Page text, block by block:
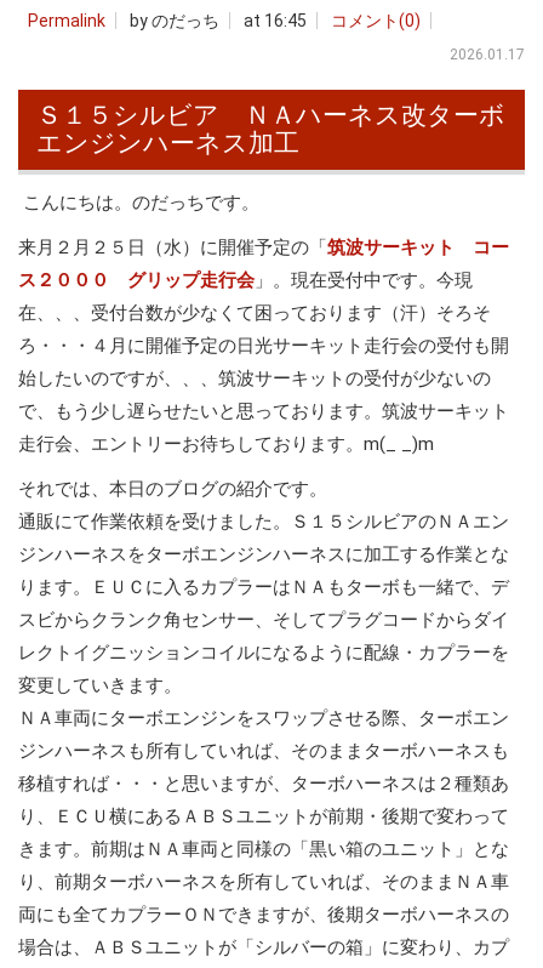
Permalink by のだっち at 16:45 コメント(0)
2026.01.17
Ｓ１５シルビア ＮＡハーネス改ターボ
エンジンハーネス加工
こんにちは。のだっちです。
来月２月２５日（水）に開催予定の「筑波サーキット コー
ス２０００ グリップ走行会 」。現在受付中です。今現
在、、、受付台数が少なくて困っております（汗）そろそ
ろ・・・４月に開催予定の日光サーキット走行会の受付も開
始したいのですが、、、筑波サーキットの受付が少ないの
で、もう少し遅らせたいと思っております。筑波サーキット
走行会、エントリーお待ちしております。m(_ _)m
それでは、本日のブログの紹介です。
通販にて作業依頼を受けました。Ｓ１５シルビアのＮＡエン
ジンハーネスをターボエンジンハーネスに加工する作業とな
ります。ＥＵＣに入るカプラーはＮＡもターボも一緒で、デ
スビからクランク角センサー、そしてプラグコードからダイ
レクトイグニッションコイルになるように配線・カプラーを
変更していきます。
ＮＡ車両にターボエンジンをスワップさせる際、ターボエン
ジンハーネスも所有していれば、そのままターボハーネスも
移植すれば・・・と思いますが、ターボハーネスは２種類あ
り、ＥＣＵ横にあるＡＢＳユニットが前期・後期で変わって
きます。前期はＮＡ車両と同様の「黒い箱のユニット」とな
り、前期ターボハーネスを所有していれば、そのままＮＡ車
両にも全てカプラーＯＮできますが、後期ターボハーネスの
場合は、ＡＢＳユニットが「シルバーの箱」に変わり、カプ